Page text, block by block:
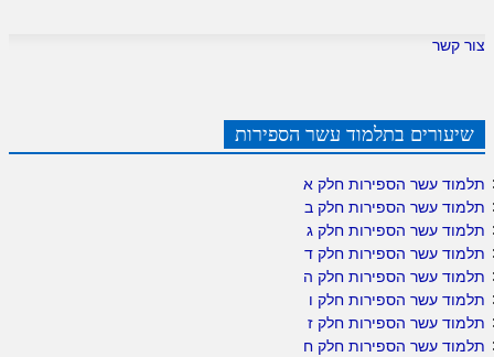
צור קשר
שיעורים בתלמוד עשר הספירות
תלמוד עשר הספירות חלק א
תלמוד עשר הספירות חלק ב
תלמוד עשר הספירות חלק ג
תלמוד עשר הספירות חלק ד
תלמוד עשר הספירות חלק ה
תלמוד עשר הספירות חלק ו
תלמוד עשר הספירות חלק ז
תלמוד עשר הספירות חלק ח